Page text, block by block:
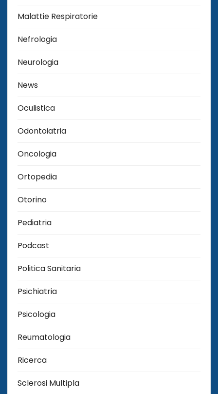
Malattie Respiratorie
Nefrologia
Neurologia
News
Oculistica
Odontoiatria
Oncologia
Ortopedia
Otorino
Pediatria
Podcast
Politica Sanitaria
Psichiatria
Psicologia
Reumatologia
Ricerca
Sclerosi Multipla